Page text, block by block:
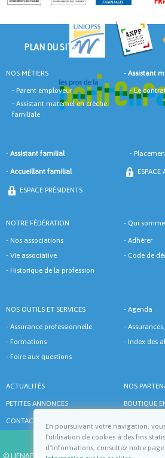
PLAN DU SITE
NOS MÉTIERS - Assistant
• Parent employeur •Le
• Assistant maternel en crèche
familiale
- Assistant familial •
- Accueillant familial ESPACE
ESPACE PRÉSIDENTS
NOTRE FÉDÉRATION - Qui
- Nos associations - Adhérer
- Vie associative - Code de
- Historique de la profession
NOS OUTILS ET SERVICES - Agenda
- Assurance professionnelle -
- Formations - Index des
- Foire aux questions
ACTUALITÉS NOS
PETITES ANNONCES BOUTIQUE
CONTACT
© UFNAFAAM -Contact-Mentions légales
En poursuivant votre navigation,
l'utilisation de cookies à des fins
d''informations, consultez notre page